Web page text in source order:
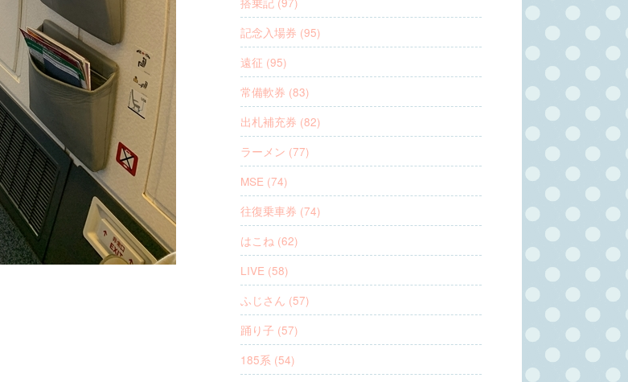
記念入場券 (95)
遠征 (95)
常備軟券 (83)
出札補充券 (82)
ラーメン (77)
MSE (74)
往復乗車券 (74)
はこね (62)
LIVE (58)
ふじさん (57)
踊り子 (57)
185系 (54)